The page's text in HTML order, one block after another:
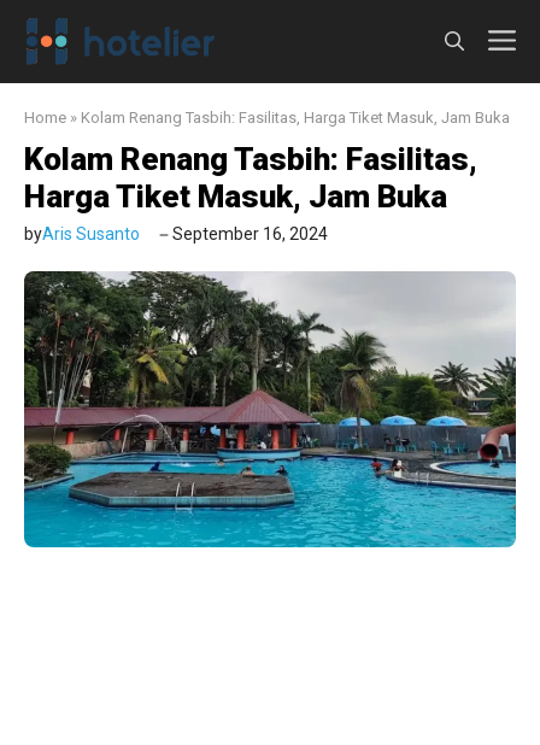
Langsung
Home » Kolam Renang Tasbih: Fasilitas, Harga Tiket Masuk, Jam Buka
Kolam Renang Tasbih: Fasilitas,
Harga Tiket Masuk, Jam Buka
byAris Susanto September 16, 2024